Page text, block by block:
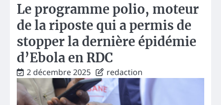
Le programme polio, moteur
de la riposte qui a permis de
stopper la dernière épidémie
d’Ebola en RDC
2 décembre 2025 redaction